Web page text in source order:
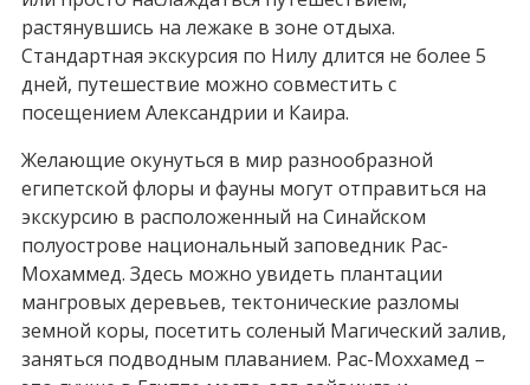
растянувшись на лежаке в зоне отдыха.
Стандартная экскурсия по Нилу длится не более 5
дней, путешествие можно совместить с
посещением Александрии и Каира.
Желающие окунуться в мир разнообразной
египетской флоры и фауны могут отправиться на
экскурсию в расположенный на Синайском
полуострове национальный заповедник Рас-
Мохаммед. Здесь можно увидеть плантации
мангровых деревьев, тектонические разломы
земной коры, посетить соленый Магический залив,
заняться подводным плаванием. Рас-Моххамед –